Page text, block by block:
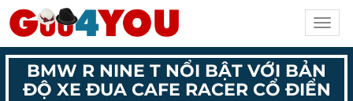
BMW R NINE T NỔI BẬT VỚI BẢN
ĐỘ XE ĐUA CAFE RACER CỔ ĐIỂN